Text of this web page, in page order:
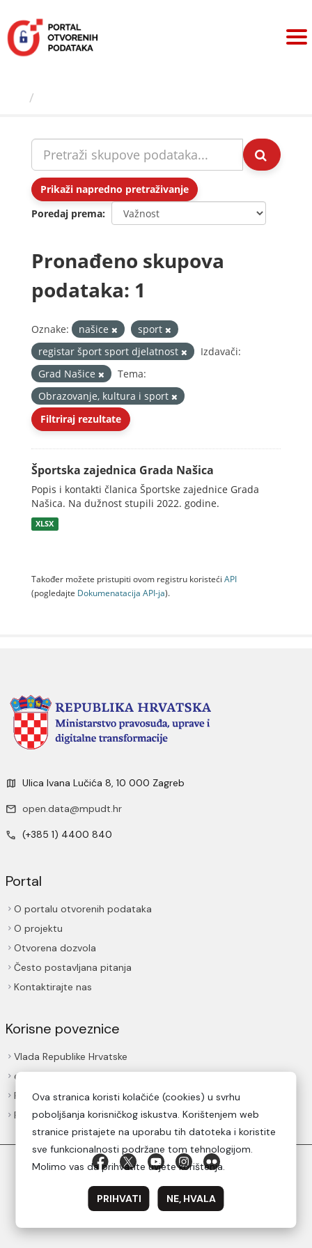
sadržaj
Prikaži napredno pretraživanje
Poredaj prema
Pronađeno skupova
podataka: 1
Oznake: našice
sport
registar šport sport djelatnost
Izdavači:
Grad Našice
Tema:
Obrazovanje, kultura i sport
Filtriraj rezultate
Športska zajednica Grada Našica
Popis i kontakti članica Športske zajednice Grada
Našica. Na dužnost stupili 2022. godine.
XLSX
Također možete pristupiti ovom registru koristeći API
(pogledajte Dokumenаtаcijа API-jа).